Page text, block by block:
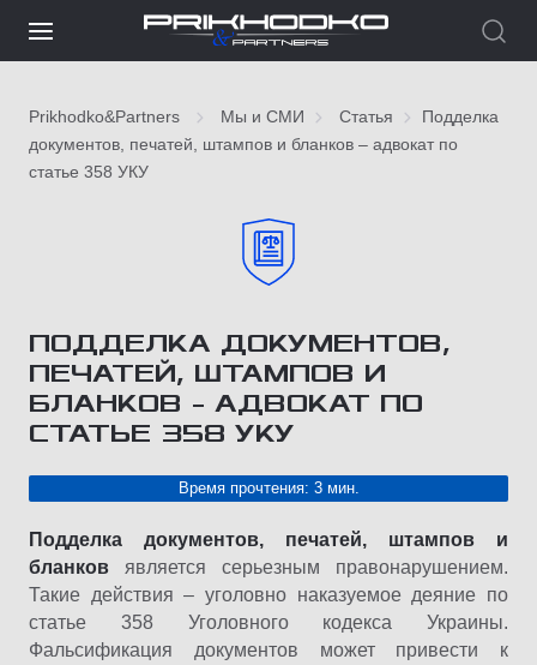
Prikhodko&Partners Мы и СМИ Статья
Подделка
документов, печатей, штампов и бланков – адвокат по
статье 358 УКУ
ПОДДЕЛКА ДОКУМЕНТОВ,
ПЕЧАТЕЙ, ШТАМПОВ И
БЛАНКОВ – АДВОКАТ ПО
СТАТЬЕ 358 УКУ
Время прочтения: 3 мин.
Подделка документов, печатей, штампов и
бланков является серьезным правонарушением.
Такие действия – уголовно наказуемое деяние по
статье 358 Уголовного кодекса Украины.
Фальсификация документов может привести к